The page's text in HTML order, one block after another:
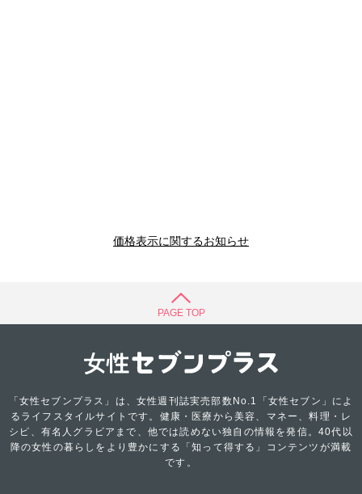
価格表示に関するお知らせ
PAGE TOP
「女性セブンプラス」は、女性週刊誌実売部数No.1「女性セブン」によ
るライフスタイルサイトです。健康・医療から美容、マネー、料理・レ
シピ、有名人グラビアまで、他では読めない独自の情報を発信。40代以
降の女性の暮らしをより豊かにする「知って得する」コンテンツが満載
です。